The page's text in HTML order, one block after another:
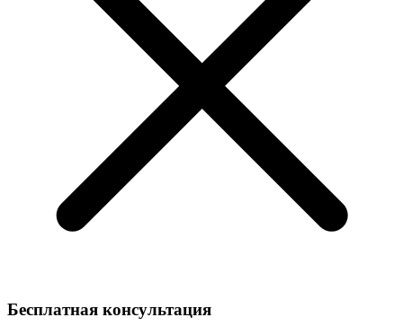
Бесплатная консультация